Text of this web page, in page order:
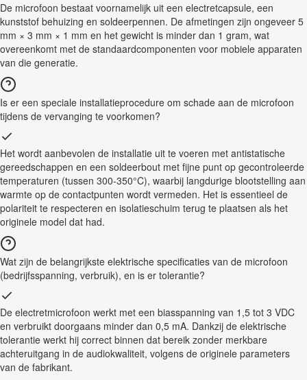
De microfoon bestaat voornamelijk uit een electretcapsule, een
kunststof behuizing en soldeerpennen. De afmetingen zijn ongeveer 5
mm × 3 mm × 1 mm en het gewicht is minder dan 1 gram, wat
overeenkomt met de standaardcomponenten voor mobiele apparaten
van die generatie.
Is er een speciale installatieprocedure om schade aan de microfoon
tijdens de vervanging te voorkomen?
Het wordt aanbevolen de installatie uit te voeren met antistatische
gereedschappen en een soldeerbout met fijne punt op gecontroleerde
temperaturen (tussen 300-350°C), waarbij langdurige blootstelling aan
warmte op de contactpunten wordt vermeden. Het is essentieel de
polariteit te respecteren en isolatieschuim terug te plaatsen als het
originele model dat had.
Wat zijn de belangrijkste elektrische specificaties van de microfoon
(bedrijfsspanning, verbruik), en is er tolerantie?
De electretmicrofoon werkt met een biasspanning van 1,5 tot 3 VDC
en verbruikt doorgaans minder dan 0,5 mA. Dankzij de elektrische
tolerantie werkt hij correct binnen dat bereik zonder merkbare
achteruitgang in de audiokwaliteit, volgens de originele parameters
van de fabrikant.